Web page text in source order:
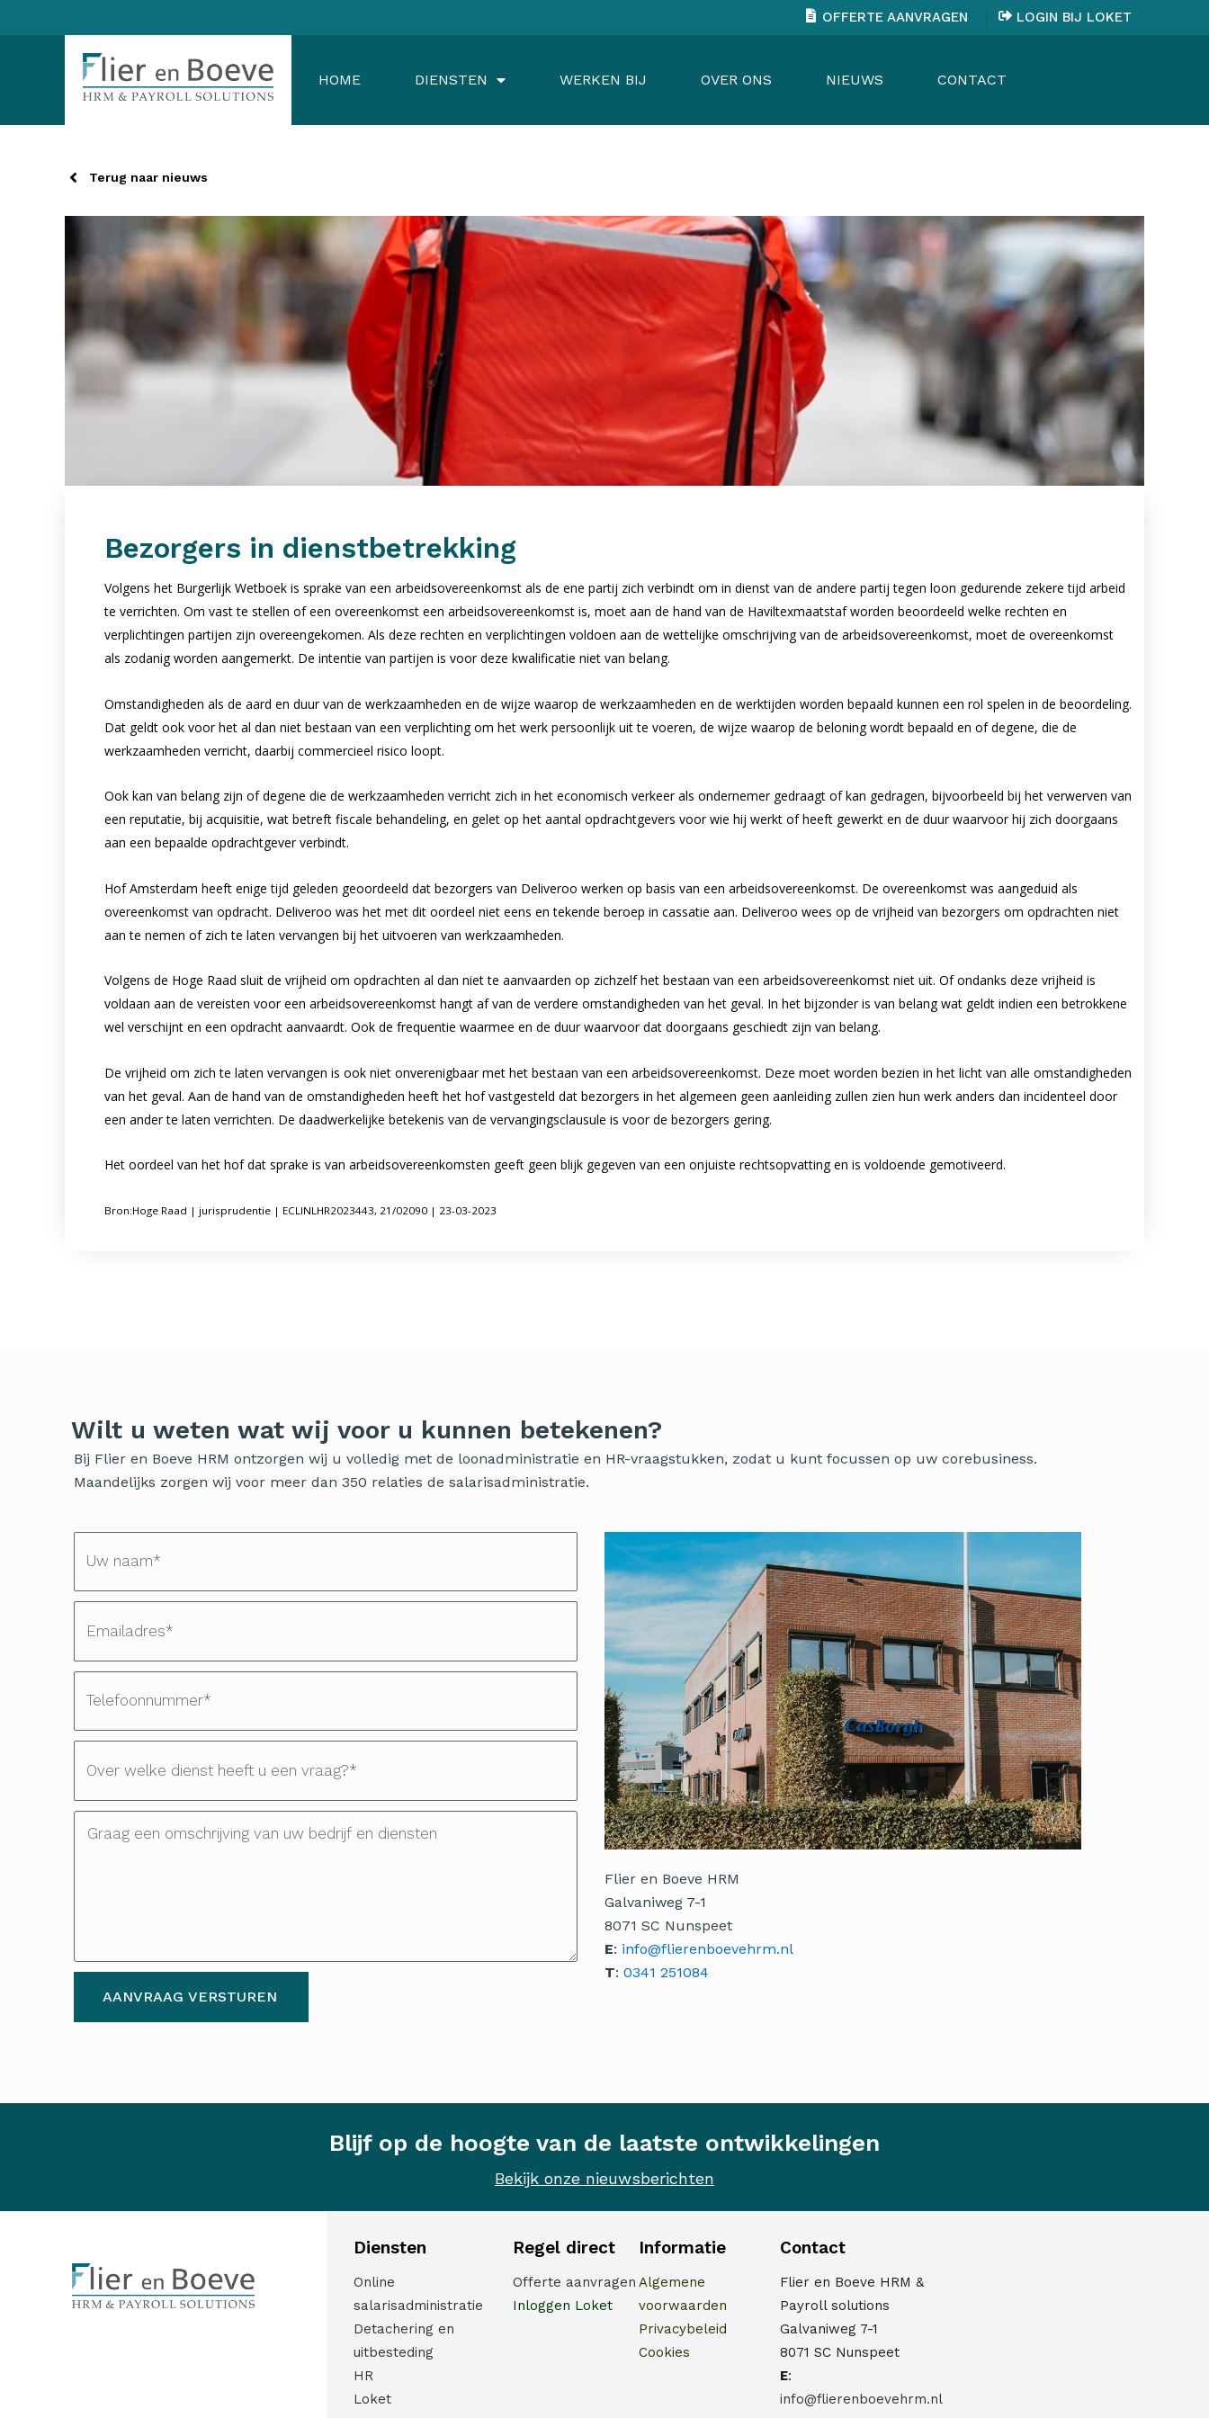
OFFERTE AANVRAGEN LOGIN BIJ LOKET
HOME DIENSTEN WERKEN BIJ OVER ONS NIEUWS CONTACT
Terug naar nieuws
Bezorgers in dienstbetrekking
Volgens het Burgerlijk Wetboek is sprake van een arbeidsovereenkomst als de ene partij zich verbindt om in dienst van de andere partij tegen loon gedurende zekere tijd arbeid
te verrichten. Om vast te stellen of een overeenkomst een arbeidsovereenkomst is, moet aan de hand van de Haviltexmaatstaf worden beoordeeld welke rechten en
verplichtingen partijen zijn overeengekomen. Als deze rechten en verplichtingen voldoen aan de wettelijke omschrijving van de arbeidsovereenkomst, moet de overeenkomst
als zodanig worden aangemerkt. De intentie van partijen is voor deze kwalificatie niet van belang.
Omstandigheden als de aard en duur van de werkzaamheden en de wijze waarop de werkzaamheden en de werktijden worden bepaald kunnen een rol spelen in de beoordeling.
Dat geldt ook voor het al dan niet bestaan van een verplichting om het werk persoonlijk uit te voeren, de wijze waarop de beloning wordt bepaald en of degene, die de
werkzaamheden verricht, daarbij commercieel risico loopt.
Ook kan van belang zijn of degene die de werkzaamheden verricht zich in het economisch verkeer als ondernemer gedraagt of kan gedragen, bijvoorbeeld bij het verwerven van
een reputatie, bij acquisitie, wat betreft fiscale behandeling, en gelet op het aantal opdrachtgevers voor wie hij werkt of heeft gewerkt en de duur waarvoor hij zich doorgaans
aan een bepaalde opdrachtgever verbindt.
Hof Amsterdam heeft enige tijd geleden geoordeeld dat bezorgers van Deliveroo werken op basis van een arbeidsovereenkomst. De overeenkomst was aangeduid als
overeenkomst van opdracht. Deliveroo was het met dit oordeel niet eens en tekende beroep in cassatie aan. Deliveroo wees op de vrijheid van bezorgers om opdrachten niet
aan te nemen of zich te laten vervangen bij het uitvoeren van werkzaamheden.
Volgens de Hoge Raad sluit de vrijheid om opdrachten al dan niet te aanvaarden op zichzelf het bestaan van een arbeidsovereenkomst niet uit. Of ondanks deze vrijheid is
voldaan aan de vereisten voor een arbeidsovereenkomst hangt af van de verdere omstandigheden van het geval. In het bijzonder is van belang wat geldt indien een betrokkene
wel verschijnt en een opdracht aanvaardt. Ook de frequentie waarmee en de duur waarvoor dat doorgaans geschiedt zijn van belang.
De vrijheid om zich te laten vervangen is ook niet onverenigbaar met het bestaan van een arbeidsovereenkomst. Deze moet worden bezien in het licht van alle omstandigheden
van het geval. Aan de hand van de omstandigheden heeft het hof vastgesteld dat bezorgers in het algemeen geen aanleiding zullen zien hun werk anders dan incidenteel door
een ander te laten verrichten. De daadwerkelijke betekenis van de vervangingsclausule is voor de bezorgers gering.
Het oordeel van het hof dat sprake is van arbeidsovereenkomsten geeft geen blijk gegeven van een onjuiste rechtsopvatting en is voldoende gemotiveerd.
Bron:Hoge Raad | jurisprudentie | ECLINLHR2023443, 21/02090 | 23-03-2023
Wilt u weten wat wij voor u kunnen betekenen?
Bij Flier en Boeve HRM ontzorgen wij u volledig met de loonadministratie en HR-vraagstukken, zodat u kunt focussen op uw corebusiness.
Maandelijks zorgen wij voor meer dan 350 relaties de salarisadministratie.
AANVRAAG VERSTUREN
Flier en Boeve HRM
Galvaniweg 7-1
8071 SC Nunspeet
E: info@flierenboevehrm.nl
T: 0341 251084
Blijf op de hoogte van de laatste ontwikkelingen
Bekijk onze nieuwsberichten
Diensten
Online
salarisadministratie
Detachering en
uitbesteding
HR
Loket
Regel direct
Offerte aanvragen
Inloggen Loket
Informatie
Algemene
voorwaarden
Privacybeleid
Cookies
Contact
Flier en Boeve HRM &
Payroll solutions
Galvaniweg 7-1
8071 SC Nunspeet
E:
info@flierenboevehrm.nl